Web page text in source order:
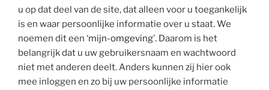
u op dat deel van de site, dat alleen voor u toegankelijk
is en waar persoonlijke informatie over u staat. We
noemen dit een ‘mijn-omgeving’. Daarom is het
belangrijk dat u uw gebruikersnaam en wachtwoord
niet met anderen deelt. Anders kunnen zij hier ook
mee inloggen en zo bij uw persoonlijke informatie